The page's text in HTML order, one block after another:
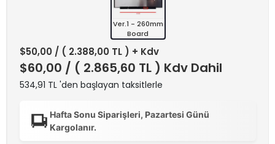
Ver.1 - 260mm
Board
$50,00 / ( 2.388,00 TL ) + Kdv
$60,00 / ( 2.865,60 TL ) Kdv Dahil
534,91 TL 'den başlayan taksitlerle
Hafta Sonu Siparişleri, Pazartesi Günü
Kargolanır.